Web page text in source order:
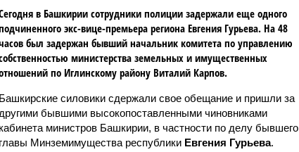
в Башкирии сотрудники полиции задержали еще одного
экс-вице-премьера региона Евгения Гурьева. На 48
был задержан бывший начальник комитета по управлению
министерства земельных и имущественных
по Иглинскому району Виталий Карпов.
Башкирские силовики сдержали свое обещание и пришли за
другими бывшими высокопоставленными чиновниками
кабинета министров Башкирии, в частности по делу бывшего
главы Минземимущества республики Евгения Гурьева.